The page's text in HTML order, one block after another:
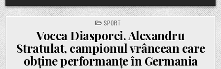
POSTED
IN
SPORT
Vocea Diasporei. Alexandru
Stratulat, campionul vrâncean care
obține performanțe în Germania